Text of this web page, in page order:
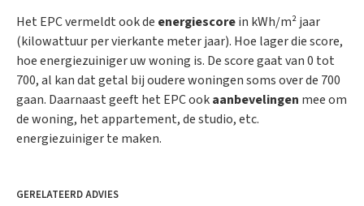
Het EPC vermeldt ook de energiescorein kWh/m² jaar
(kilowattuur per vierkante meter jaar). Hoe lager die score,
hoe energiezuiniger uw woning is. De score gaat van 0 tot
700, al kan dat getal bij oudere woningen soms over de 700
gaan. Daarnaast geeft het EPC ookaanbevelingen mee om
de woning, het appartement, de studio, etc.
energiezuiniger te maken.
GERELATEERD ADVIES